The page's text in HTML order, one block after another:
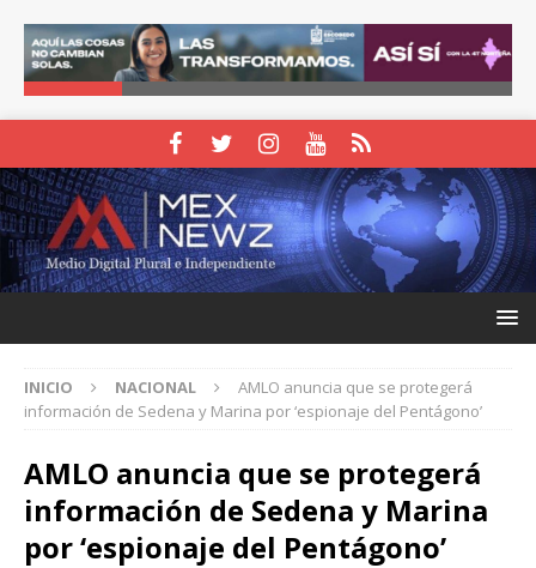
INICIO NACIONAL
AMLO anuncia que se protegerá
información de Sedena y Marina por ‘espionaje del Pentágono’
AMLO anuncia que se protegerá
información de Sedena y Marina
por ‘espionaje del Pentágono’